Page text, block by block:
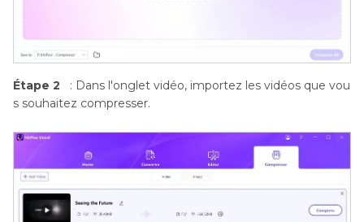
Étape 2
: Dans l'onglet vidéo, importez les vidéos que vou
s souhaitez compresser.